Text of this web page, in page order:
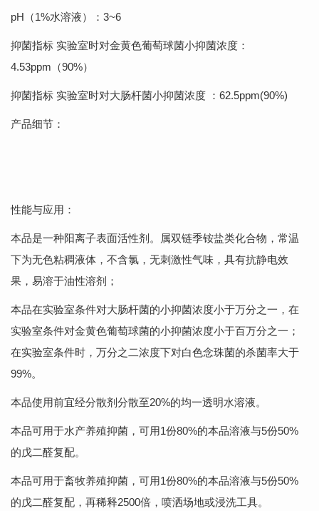
pH（1%水溶液）：3~6
抑菌指标 实验室时对金黄色葡萄球菌小抑菌浓度：
4.53ppm（90%）
抑菌指标 实验室时对大肠杆菌小抑菌浓度 ：62.5ppm(90%)
产品细节：
性能与应用：
本品是一种阳离子表面活性剂。属双链季铵盐类化合物，常温
下为无色粘稠液体，不含氯，无刺激性气味，具有抗静电效
果，易溶于油性溶剂；
本品在实验室条件对大肠杆菌的小抑菌浓度小于万分之一，在
实验室条件对金黄色葡萄球菌的小抑菌浓度小于百万分之一；
在实验室条件时，万分之二浓度下对白色念珠菌的杀菌率大于
99%。
本品使用前宜经分散剂分散至20%的均一透明水溶液。
本品可用于水产养殖抑菌，可用1份80%的本品溶液与5份50%
的戊二醛复配。
本品可用于畜牧养殖抑菌，可用1份80%的本品溶液与5份50%
的戊二醛复配，再稀释2500倍，喷洒场地或浸洗工具。